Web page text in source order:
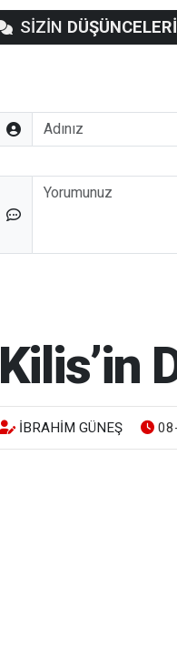
SİZİN
Adınız
Düşünceleriniz
Kilis’in
İBRAHIM GÜNEŞ